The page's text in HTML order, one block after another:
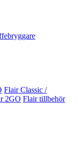
Flair Classic /
2GO Flair tillbehör